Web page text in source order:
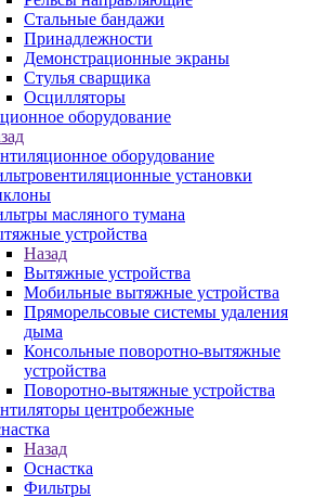
Стальные бандажи
Принадлежности
Демонстрационные экраны
Стулья сварщика
Осцилляторы
оборудование
оборудование
установки
масляного тумана
устройства
Назад
Вытяжные устройства
Мобильные вытяжные устройства
Пряморельсовые системы удаления
дыма
Консольные поворотно-вытяжные
устройства
Поворотно-вытяжные устройства
центробежные
Назад
Оснастка
Фильтры